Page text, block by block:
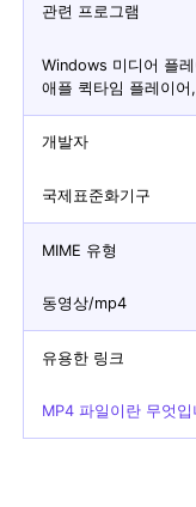
관련 프로그램
Windows 미디어 플
애플 퀵타임 플레이어
개발자
국제표준화기구
MIME 유형
동영상/mp4
유용한 링크
MP4 파일이란 무엇입